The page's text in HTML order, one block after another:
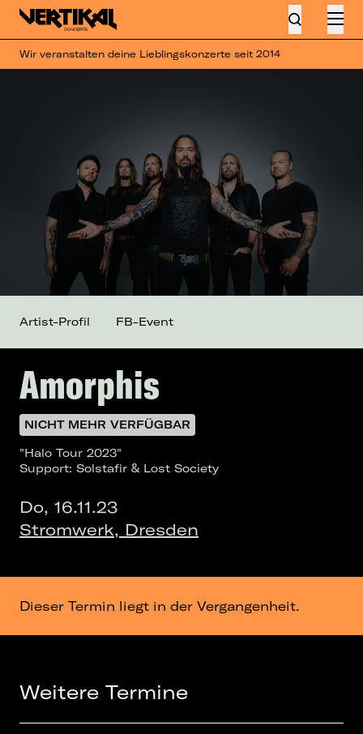
Wir veranstalten deine Lieblingskonzerte seit 2014
Amorphis
NICHT MEHR VERFÜGBAR
"Halo Tour 2023"
Support: Solstafir & Lost Society
Do, 16.11.23
Stromwerk, Dresden
Artist-Profil FB-Event
Dieser Termin liegt in der Vergangenheit.
Weitere Termine